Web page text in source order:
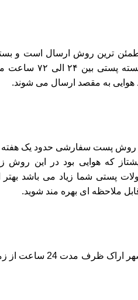
ترین روش ارسال است و
ارسال مرسوله زمان
به مقصد ارسال می شوند.
روش پست سفارشی حدود یک
که هوایی بود در این روش
پستی شما زیاد می باشد
قابل ملاحظه ای بهره مند شوید.
سفارش های ثبت شده برای